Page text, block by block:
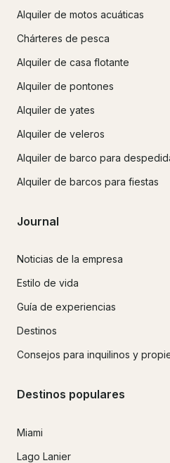
Alquiler de motos acuáticas
Chárteres de pesca
Alquiler de casa flotante
Alquiler de pontones
Alquiler de yates
Alquiler de veleros
Alquiler de barco para
Alquiler de barcos para fiestas
Journal
Noticias de la empresa
Estilo de vida
Guía de experiencias
Destinos
Consejos para inquilinos y
Destinos populares
Miami
Lago Lanier